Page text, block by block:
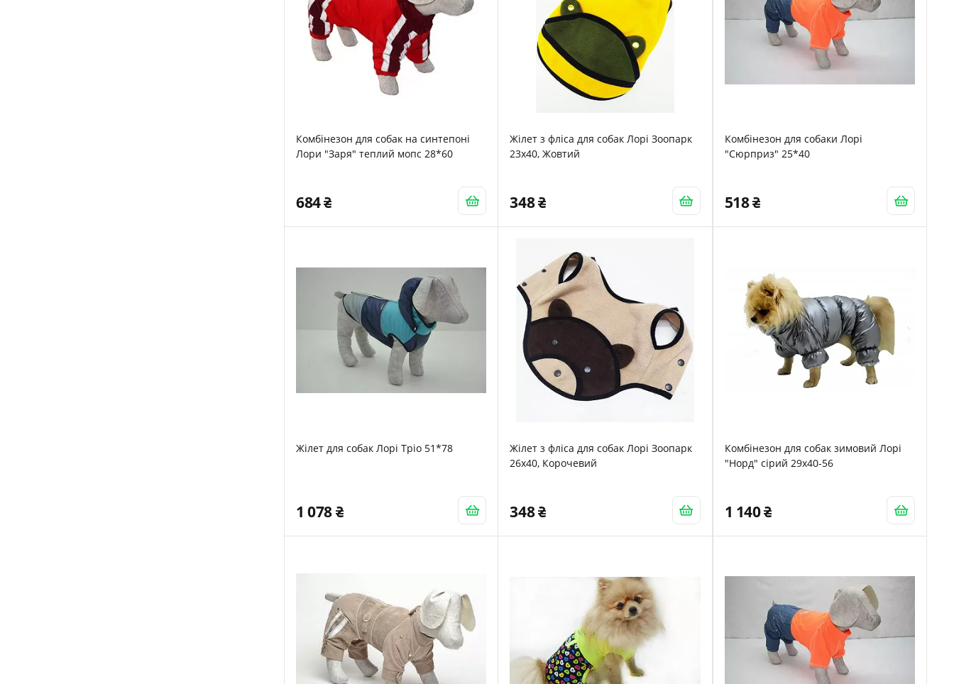
Комбінезон для собак на синтепоні
Лори "Заря" теплий мопс 28*60
684
Жілет з фліса для собак Лорі Зоопарк
23х40, Жовтий
348
Комбінезон для собаки Лорі
"Сюрприз" 25*40
518
Жілет для собак Лорі Тріо 51*78
1 078
Жілет з фліса для собак Лорі Зоопарк
26х40, Корочевий
348
Комбінезон для собак зимовий Лорі
"Норд" сірий 29х40-56
1 140